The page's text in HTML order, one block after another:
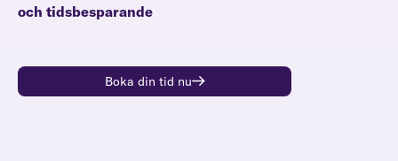
och tidsbesparande
Boka din tid nu